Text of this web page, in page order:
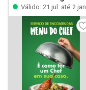
Válido: 21 jul. até 2 jan.